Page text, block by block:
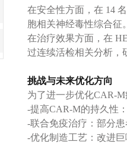
在安全性方面，在 14
胞相关神经毒性综合征
在治疗效果方面，在
过连续活检相关分析，
挑战与未来优化方向
为了进一步优化CAR-
-提高CAR-M的持久性
-联合免疫治疗：部分
-优化制造工艺：改进